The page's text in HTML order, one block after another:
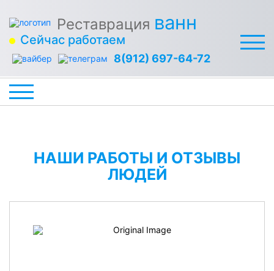
Реставрация ванн
Сейчас работаем
8(912) 697-64-72
НАШИ РАБОТЫ И ОТЗЫВЫ
ЛЮДЕЙ